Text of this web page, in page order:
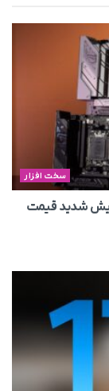
سخت افزار
شدید قیمت